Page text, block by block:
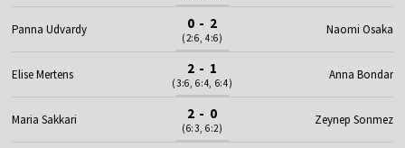
Panna Udvardy 0 - 2
(2:6, 4:6)
Naomi Osaka
Elise Mertens 2 - 1
(3:6, 6:4, 6:4)
Anna Bondar
Maria Sakkari 2 - 0
(6:3, 6:2)
Zeynep Sonmez